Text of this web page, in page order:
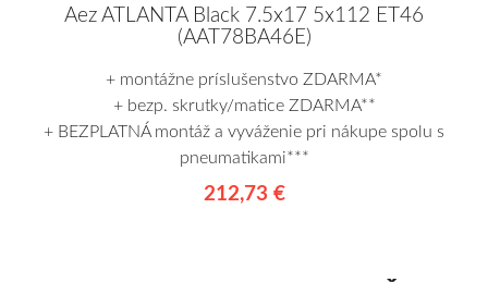
Aez ATLANTA Black 7.5x17 5x112 ET46
(AAT78BA46E)
+ montážne príslušenstvo ZDARMA*
+ bezp. skrutky/matice ZDARMA**
+ BEZPLATNÁ montáž a vyváženie pri nákupe spolu s
pneumatikami***
212,73 €